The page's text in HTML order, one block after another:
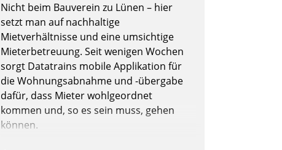
Nicht beim Bauverein zu Lünen – hier
setzt man auf nachhaltige
Mietverhältnisse und eine umsichtige
Mieterbetreuung. Seit wenigen Wochen
sorgt Datatrains mobile Applikation für
die Wohnungsabnahme und -übergabe
dafür, dass Mieter wohlgeordnet
kommen und, so es sein muss, gehen
können.